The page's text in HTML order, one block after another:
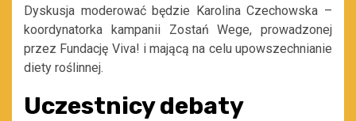
Dyskusja moderować będzie Karolina Czechowska –
koordynatorka kampanii Zostań Wege, prowadzonej
przez Fundację Viva! i mającą na celu upowszechnianie
diety roślinnej.
Uczestnicy debaty